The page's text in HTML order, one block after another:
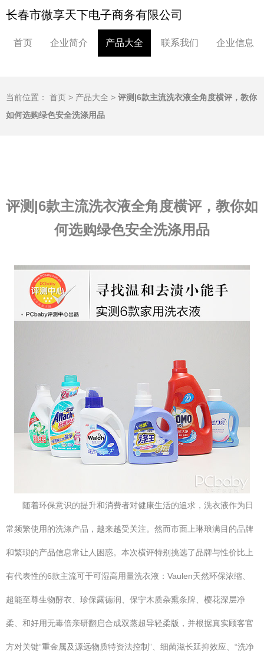
长春市微享天下电子商务有限公司
首页 企业简介 产品大全 联系我们 企业信息
当前位置： 首页 > 产品大全 > 评测|6款主流洗衣液全角度横评，教你
如何选购绿色安全洗涤用品
评测|6款主流洗衣液全角度横评，教你如
何选购绿色安全洗涤用品
随着环保意识的提升和消费者对健康生活的追求，洗衣液作为日
常频繁使用的洗涤产品，越来越受关注。然而市面上琳琅满目的品牌
和繁琐的产品信息常让人困惑。本次横评特别挑选了品牌与性价比上
有代表性的6款主流可干可湿高用量洗衣液：Vaulen天然环保浓缩、
超能至尊生物酵衣、珍保露德润、保宁木质杂熏条牌、樱花深层净
柔、和好用无毒倍亲研翻启合成双蒸超导轻柔版，并根据真实顾客官
方对关键“重金属及源远物质特资法控制”、细菌滋长延抑效应、“洗净